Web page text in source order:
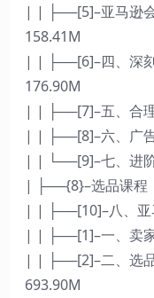
| | ├──[5]–亚马逊
158.41M
| | ├──[6]–四、深
176.90M
| | ├──[7]–五、合
| | ├──[8]–六、广
| | └──[9]–七、进
| ├──{8}–选品课程
| | ├──[10]–八、亚
| | ├──[1]–一、卖
| | ├──[2]–二、选
693.90M